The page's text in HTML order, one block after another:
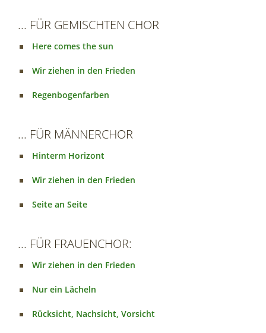
... FÜR GEMISCHTEN CHOR
Here comes the sun
Wir ziehen in den Frieden
Regenbogenfarben
... FÜR MÄNNERCHOR
Hinterm Horizont
Wir ziehen in den Frieden
Seite an Seite
... FÜR FRAUENCHOR:
Wir ziehen in den Frieden
Nur ein Lächeln
Rücksicht, Nachsicht, Vorsicht